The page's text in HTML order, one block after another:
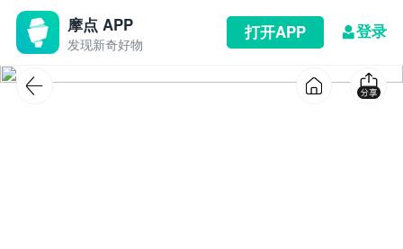
摩点 APP
发现新奇好物
打开APP 登录